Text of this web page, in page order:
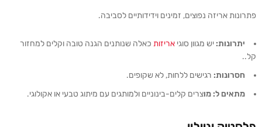
פתרונות אריזה נפוצים, זמינים וידידותיים לסביבה.
יתרונות: יש מגוון סוגי אריזות כאלה שנותנים הגנה טובה וקלים למחזור
קל..
חסרונות: רגישים ללחות, לא שקופים.
מתאים ל: מוצרים קלים-בינוניים ולמותגים עם מיתוג טבעי או אקולוגי.